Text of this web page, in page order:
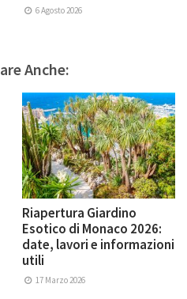
6 Agosto 2026
Anche:
Riapertura Giardino
Esotico di Monaco 2026:
date, lavori e informazioni
utili
17 Marzo 2026